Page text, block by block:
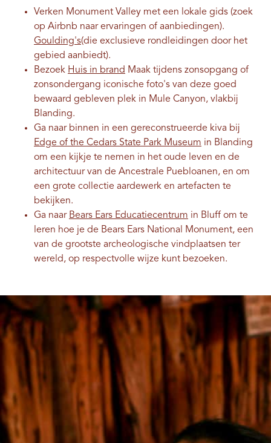
Verken Monument Valley met een lokale gids (zoek
op Airbnb naar ervaringen of aanbiedingen).
Goulding's(die exclusieve rondleidingen door het
gebied aanbiedt).
Bezoek Huis in brand Maak tijdens zonsopgang of
zonsondergang iconische foto's van deze goed
bewaard gebleven plek in Mule Canyon, vlakbij
Blanding.
Ga naar binnen in een gereconstrueerde kiva bij
Edge of the Cedars State Park Museum in Blanding
om een ​​kijkje te nemen in het oude leven en de
architectuur van de Ancestrale Puebloanen, en om
een ​​grote collectie aardewerk en artefacten te
bekijken.
Ga naar Bears Ears Educatiecentrum in Bluff om te
leren hoe je de Bears Ears National Monument, een
van de grootste archeologische vindplaatsen ter
wereld, op respectvolle wijze kunt bezoeken.